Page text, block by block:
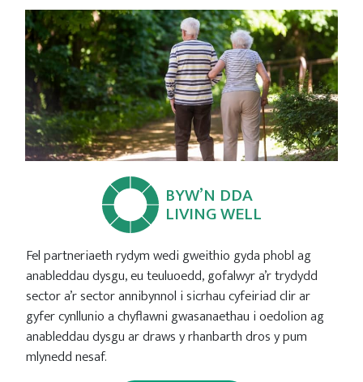
BYW’N DDA
LIVING WELL
Fel partneriaeth rydym wedi gweithio gyda phobl ag
anableddau dysgu, eu teuluoedd, gofalwyr a’r trydydd
sector a’r sector annibynnol i sicrhau cyfeiriad clir ar
gyfer cynllunio a chyflawni gwasanaethau i oedolion ag
anableddau dysgu ar draws y rhanbarth dros y pum
mlynedd nesaf.